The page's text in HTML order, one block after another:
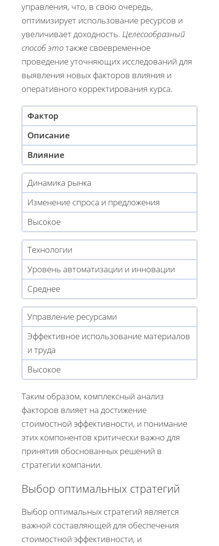
управления, что, в свою очередь,
оптимизирует использование ресурсов и
увеличивает доходность. Целесообразный
способ этотакже своевременное
проведение уточняющих исследований для
выявления новых факторов влияния и
оперативного корректирования курса.
Фактор
Описание
Влияние
Динамика рынка
Изменение спроса и предложения
Высокое
Технологии
Уровень автоматизации и инновации
Среднее
Управление ресурсами
Эффективное использование материалов
и труда
Высокое
Таким образом, комплексный анализ
факторов влияет на достижение
стоимостной эффективности, и понимание
этих компонентов критически важно для
принятия обоснованных решений в
стратегии компании.
Выбор оптимальных стратегий
Выбор оптимальных стратегий является
важной составляющей для обеспечения
стоимостной эффективности, и